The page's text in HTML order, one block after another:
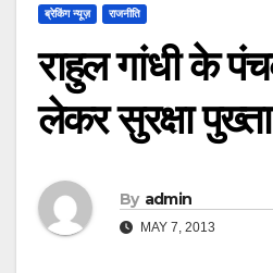
ब्रेकिंग न्यूज़ राजनीति
राहुल गांधी के
लेकर सुरक्षा पुख्ता
By admin
MAY 7, 2013